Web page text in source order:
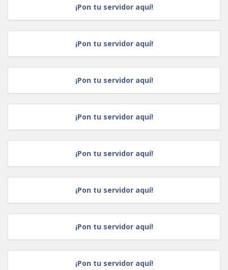
¡Pon tu servidor aquí!
¡Pon tu servidor aquí!
¡Pon tu servidor aquí!
¡Pon tu servidor aquí!
¡Pon tu servidor aquí!
¡Pon tu servidor aquí!
¡Pon tu servidor aquí!
¡Pon tu servidor aquí!